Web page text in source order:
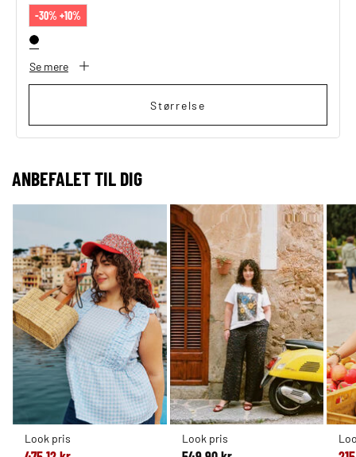
-30% +10%
Se mere
Størrelse
ANBEFALET TIL DIG
Look pris Look pris